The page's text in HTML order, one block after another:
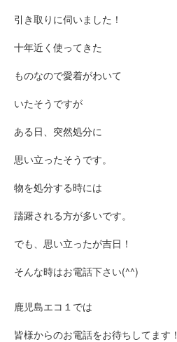
引き取りに伺いました！
十年近く使ってきた
ものなので愛着がわいて
いたそうですが
ある日、突然処分に
思い立ったそうです。
物を処分する時には
躊躇される方が多いです。
でも、思い立ったが吉日！
そんな時はお電話下さい(^^)
鹿児島エコ１では
皆様からのお電話をお待ちしてます！